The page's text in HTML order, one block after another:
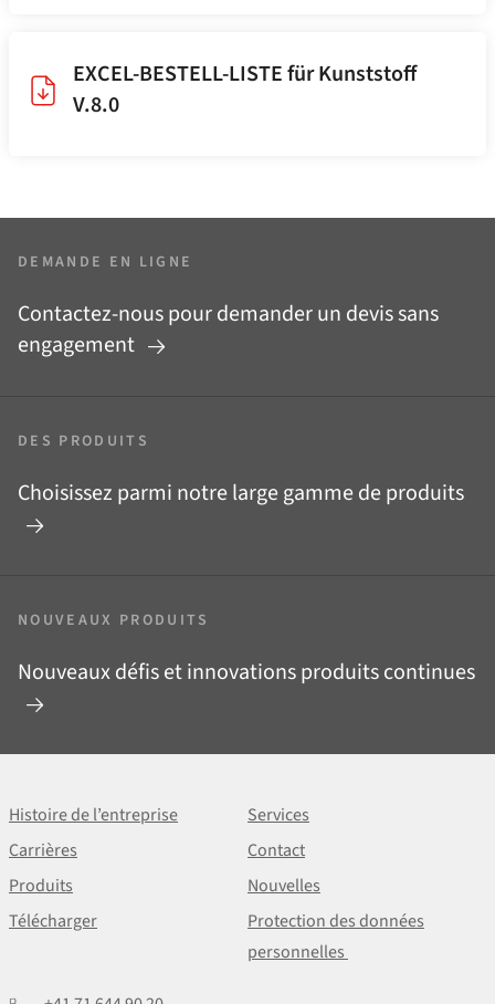
EXCEL-BESTELL-LISTE für Kunststoff
V.8.0
DEMANDE EN LIGNE
Contactez-nous pour demander un devis sans
engagement
DES PRODUITS
Choisissez parmi notre large gamme de produits
NOUVEAUX PRODUITS
Nouveaux défis et innovations produits continues
Histoire de l’entreprise
Services
Carrières
Contact
Produits
Nouvelles
Télécharger
Protection des données
personnelles